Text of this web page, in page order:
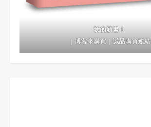
我的新書！
｜博客來購買｜誠品購買連結